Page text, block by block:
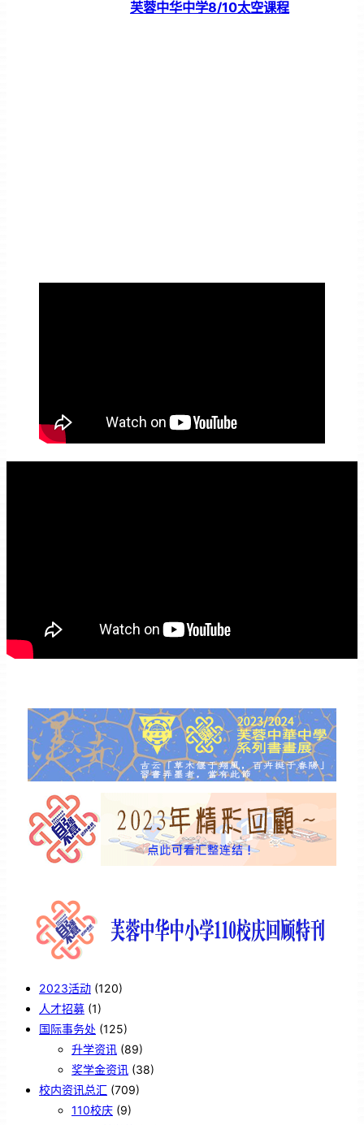
芙蓉中华中学8/10太空课程
2023活动 (120)
人才招募 (1)
国际事务处 (125)
升学资讯 (89)
奖学金资讯 (38)
校内资讯总汇 (709)
110校庆 (9)